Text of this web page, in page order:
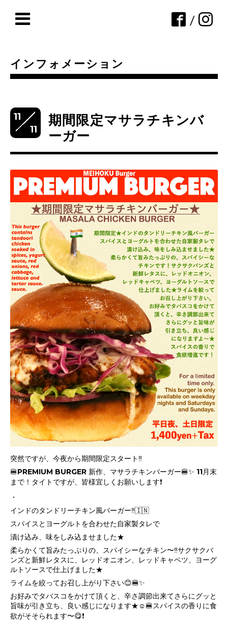
/
インフォメーション
11
11
期間限定マサラチキンバ
ーガー
突然ですが、今夜から期間限定スタート‼️
🍔PREMIUM BURGER 新作、マサラチキンバーガー🍔✨ 11月末
まで！タイトですが、皆様宜しくお願いします❗️
・
インドのタンドリーチキン風バーガー‼️🇮🇳
スパイスとヨーグルトを合わせた自家製タレで
漬け込み、味をしみ込ませました★
柔らかくて旨みたっぷりの、スパイシーなチキン〜‼️サクサクバ
ンズと新鮮レタスに、レッドオニオン、レッドキャベツ、ヨーグ
ルトソースで仕上げました★
ライムを絞ってお召し上がり下さい😊🍔✨
お好みでタバスコをかけて頂くと、辛さ調節出来てさらにグッと
旨味が引き立ち、良い感じになります★☺️🍔スパイスの香りに食
欲がそそられます〜😋❗️